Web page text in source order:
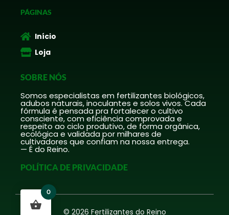
PÁGINAS
Início
Loja
SOBRE NÓS
Somos especialistas em fertilizantes biológicos,
adubos naturais, inoculantes e solos vivos. Cada
fórmula é pensada pra fortalecer o cultivo
consciente, com eficiência comprovada e
respeito ao ciclo produtivo, de forma orgânica,
ecológica e validada por milhares de
cultivadores que confiam na nossa entrega.
— É do Reino.
POLÍTICA DE PRIVACIDADE
© 2026 Fertilizantes do Reino
0